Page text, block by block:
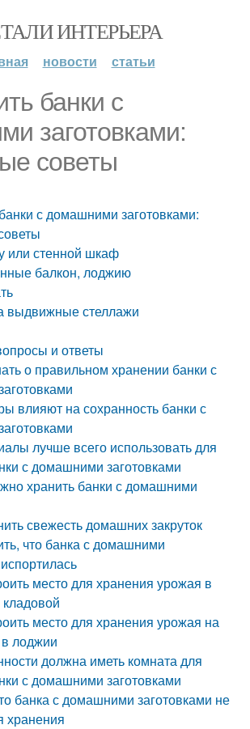
ИНТЕРЬЕРА
новости статьи
банки с
заготовками:
советы
с домашними заготовками:
или стенной шкаф
балкон, лоджию
выдвижные стеллажи
и ответы
о правильном хранении банки с
влияют на сохранность банки с
лучше всего использовать для
с домашними заготовками
хранить банки с домашними
свежесть домашних закруток
что банка с домашними
место для хранения урожая в
место для хранения урожая на
лоджии
должна иметь комната для
с домашними заготовками
банка с домашними заготовками не
хранения